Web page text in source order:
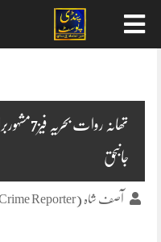
جانبحق
آصف شاہ (Crime Reporter)